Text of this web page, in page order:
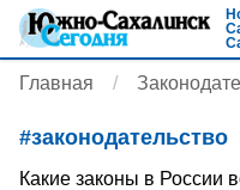
Главная
#законодательство
Какие законы в России